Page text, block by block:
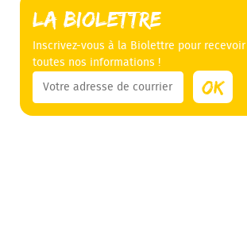
La Biolettre
Inscrivez-vous à la Biolettre pour recevoir
toutes nos informations !